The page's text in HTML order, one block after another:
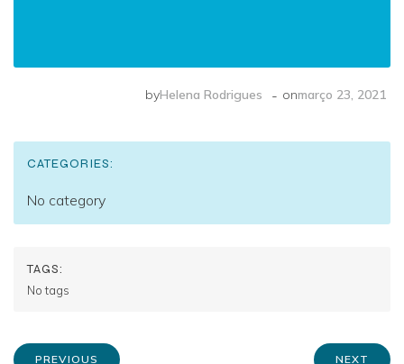
byHelena Rodrigues - onmarço 23, 2021
CATEGORIES:
No category
TAGS:
No tags
PREVIOUS NEXT